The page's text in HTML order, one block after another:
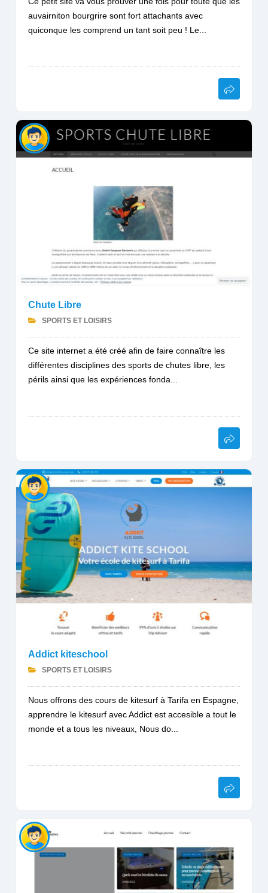
auvairniton bourgrire sont fort attachants avec
quiconque les comprend un tant soit peu ! Le...
Chute Libre
SPORTS ET LOISIRS
Ce site internet a été créé afin de faire connaître les
différentes disciplines des sports de chutes libre, les
périls ainsi que les expériences fonda...
Addict kiteschool
SPORTS ET LOISIRS
Nous offrons des cours de kitesurf à Tarifa en Espagne,
apprendre le kitesurf avec Addict est accesible a tout le
monde et a tous les niveaux, Nous do...